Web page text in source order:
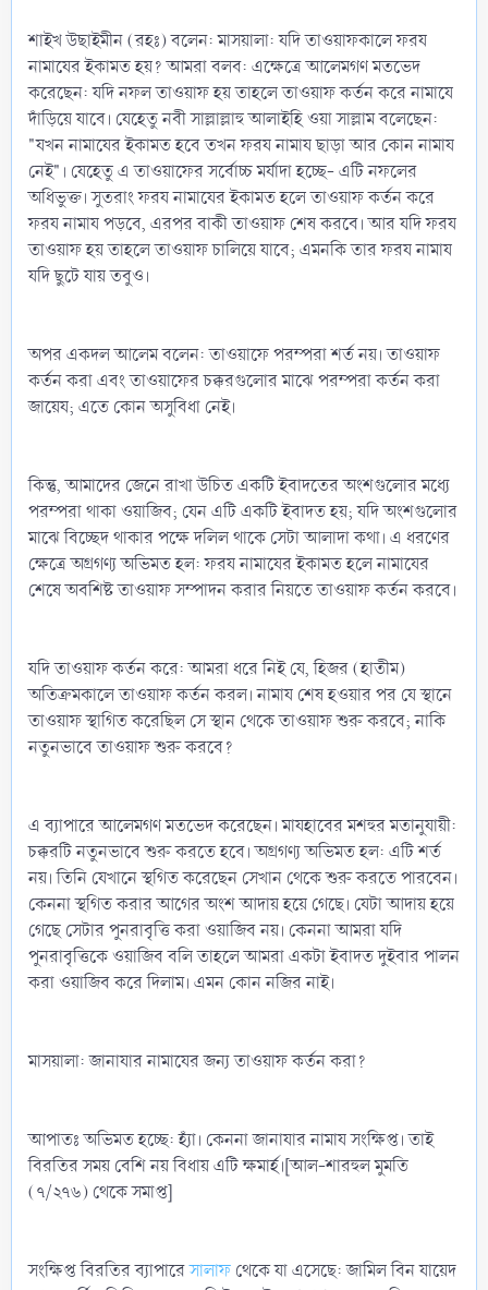
শাইখ উছাইমীন (রহঃ) বলেন: মাসয়ালা: যদি তাওয়াফকালে ফরয
নামাযের ইকামত হয়? আমরা বলব: এক্ষেত্রে আলেমগণ মতভেদ
করেছেন: যদি নফল তাওয়াফ হয় তাহলে তাওয়াফ কর্তন করে নামাযে
দাঁড়িয়ে যাবে। যেহেতু নবী সাল্লাল্লাহু আলাইহি ওয়া সাল্লাম বলেছেন:
"যখন নামাযের ইকামত হবে তখন ফরয নামায ছাড়া আর কোন নামায
নেই"। যেহেতু এ তাওয়াফের সর্বোচ্চ মর্যাদা হচ্ছে- এটি নফলের
অধিভুক্ত। সুতরাং ফরয নামাযের ইকামত হলে তাওয়াফ কর্তন করে
ফরয নামায পড়বে, এরপর বাকী তাওয়াফ শেষ করবে। আর যদি ফরয
তাওয়াফ হয় তাহলে তাওয়াফ চালিয়ে যাবে; এমনকি তার ফরয নামায
যদি ছুটে যায় তবুও।
অপর একদল আলেম বলেন: তাওয়াফে পরম্পরা শর্ত নয়। তাওয়াফ
কর্তন করা এবং তাওয়াফের চক্করগুলোর মাঝে পরম্পরা কর্তন করা
জায়েয; এতে কোন অসুবিধা নেই।
কিন্তু, আমাদের জেনে রাখা উচিত একটি ইবাদতের অংশগুলোর মধ্যে
পরম্পরা থাকা ওয়াজিব; যেন এটি একটি ইবাদত হয়; যদি অংশগুলোর
মাঝে বিচ্ছেদ থাকার পক্ষে দলিল থাকে সেটা আলাদা কথা। এ ধরণের
ক্ষেত্রে অগ্রগণ্য অভিমত হল: ফরয নামাযের ইকামত হলে নামাযের
শেষে অবশিষ্ট তাওয়াফ সম্পাদন করার নিয়তে তাওয়াফ কর্তন করবে।
যদি তাওয়াফ কর্তন করে: আমরা ধরে নিই যে, হিজর (হাতীম)
অতিক্রমকালে তাওয়াফ কর্তন করল। নামায শেষ হওয়ার পর যে স্থানে
তাওয়াফ স্থাগিত করেছিল সে স্থান থেকে তাওয়াফ শুরু করবে; নাকি
নতুনভাবে তাওয়াফ শুরু করবে?
এ ব্যাপারে আলেমগণ মতভেদ করেছেন। মাযহাবের মশহুর মতানুযায়ী:
চক্করটি নতুনভাবে শুরু করতে হবে। অগ্রগণ্য অভিমত হল: এটি শর্ত
নয়। তিনি যেখানে স্থগিত করেছেন সেখান থেকে শুরু করতে পারবেন।
কেননা স্থগিত করার আগের অংশ আদায় হয়ে গেছে। যেটা আদায় হয়ে
গেছে সেটার পুনরাবৃত্তি করা ওয়াজিব নয়। কেননা আমরা যদি
পুনরাবৃত্তিকে ওয়াজিব বলি তাহলে আমরা একটা ইবাদত দুইবার পালন
করা ওয়াজিব করে দিলাম। এমন কোন নজির নাই।
মাসয়ালা: জানাযার নামাযের জন্য তাওয়াফ কর্তন করা?
আপাতঃ অভিমত হচ্ছে: হ্যাঁ। কেননা জানাযার নামায সংক্ষিপ্ত। তাই
বিরতির সময় বেশি নয় বিধায় এটি ক্ষমার্হ।[আল-শারহুল মুমতি
(৭/২৭৬) থেকে সমাপ্ত]
সংক্ষিপ্ত বিরতির ব্যাপারেসালাফ থেকে যা এসেছে: জামিল বিন যায়েদ